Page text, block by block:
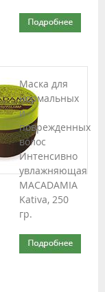
Маска для
нормальных
и
поврежденных
волос
Интенсивно
увлажняющая
MACADAMIA
Kativa, 250
гр.